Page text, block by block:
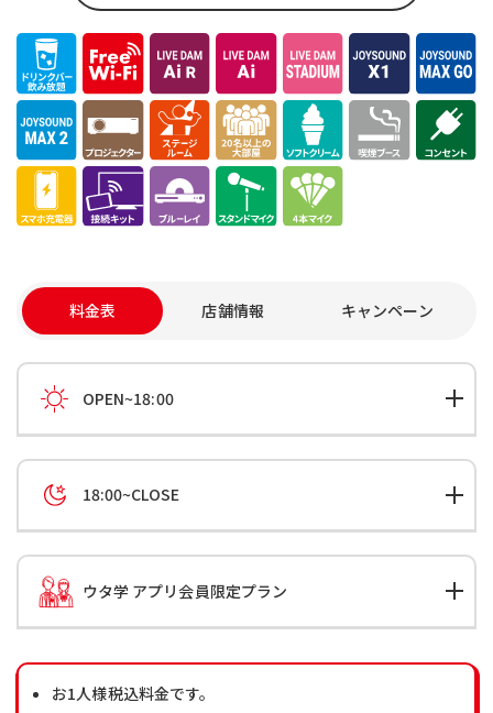
料金表 店舗情報 キャンペーン
OPEN~18:00
18:00~CLOSE
ウタ学 アプリ会員限定プラン
お1人様税込料金です。